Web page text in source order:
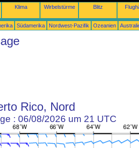
Klima Wirbelstürme Blitz
Südamerika Nordwest-Pazifik Ozeanien
Rico, Nord
: 06/08/2026 um 21 UTC